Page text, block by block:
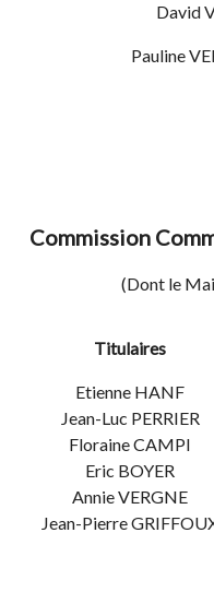
David
Pauline
Commission
(Dont le
Titulaires
Etienne HANF
Jean-Luc PERRIER
Floraine CAMPI
Eric BOYER
Annie VERGNE
Jean-Pierre